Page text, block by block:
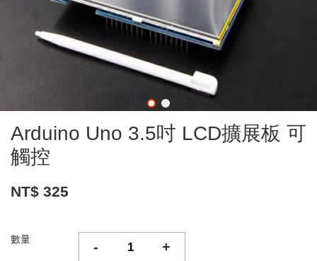
Arduino Uno 3.5吋 LCD擴展板 可
觸控
NT$ 325
數量 - +